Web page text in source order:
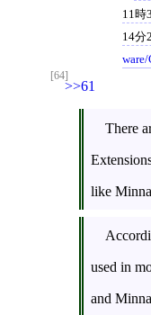
11時
14分
[64]
>>61
There
like
used in
and